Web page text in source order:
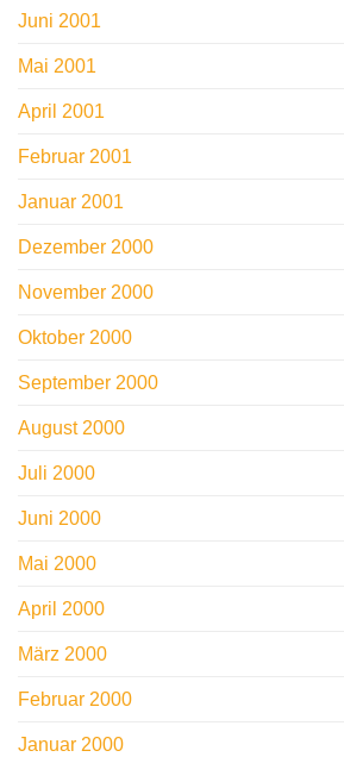
Juni 2001
Mai 2001
April 2001
Februar 2001
Januar 2001
Dezember 2000
November 2000
Oktober 2000
September 2000
August 2000
Juli 2000
Juni 2000
Mai 2000
April 2000
März 2000
Februar 2000
Januar 2000